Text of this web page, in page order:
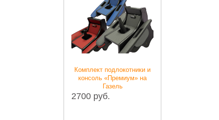
Комплект подлокотники и
консоль «Премиум» на
Газель
2700 руб.